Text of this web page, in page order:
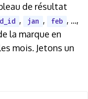
de résultat
, jan , feb , ...,
la marque en
mois. Jetons un